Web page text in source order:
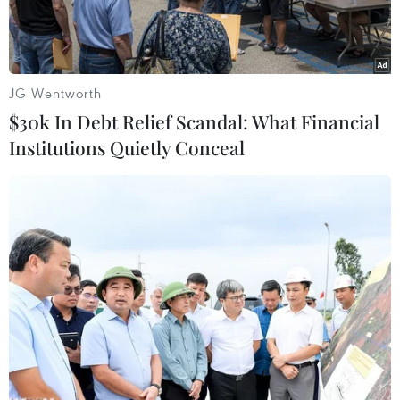
Bơm nhiên liệu cho phương tiện tại trạm xăng ở New York, Mỹ.
Cả hai loại dầu thô chuẩn của thế giới đều chốt
phiên 9/7 ở mức cao nhất trong hơn hai tuần,
sau khi Mỹ tiến hành hoạt động quân sự mới
nhằm vào Iran trong ngày 8/7 theo chỉ đạo của
JG Wentworth
$30k In Debt Relief Scandal: What Financial
Institutions Quietly Conceal